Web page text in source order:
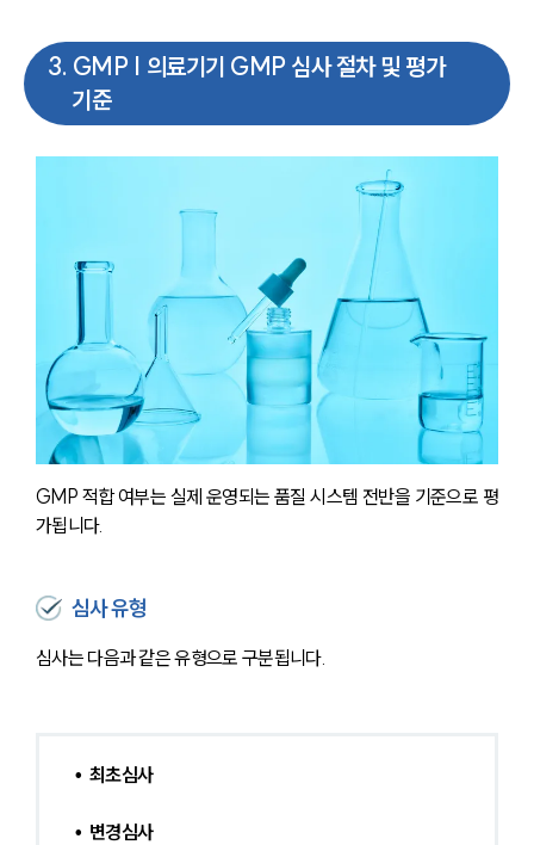
3. GMP | 의료기기 GMP 심사 절차 및 평가
기준
GMP 적합 여부는 실제 운영되는 품질 시스템 전반을 기준으로 평
가됩니다.
심사 유형
심사는 다음과 같은 유형으로 구분됩니다.
•  최초심사
•  변경심사